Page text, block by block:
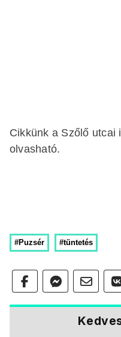
Cikkünk a Szőlő utcai
olvasható.
#Puzsér #tüntetés